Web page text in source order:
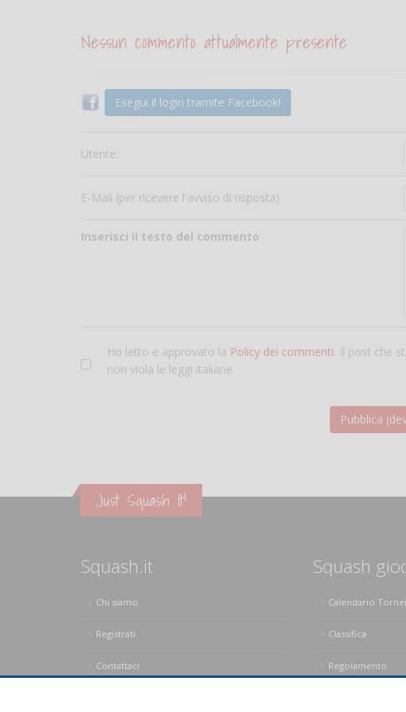
Nessun commento attualmente presente
Esegui il login tramite Facebook!
Utente:
E-Mail (per ricevere l'avviso di risposta)
Inserisci il testo del commento
Ho letto e approvato la Policy dei commenti. Il post che
non viola le leggi italiane.
Just Squash It!
Squash.it
Chi siamo
Registrati
Contattaci
Squash
Calendario Tornei
Classifica
Regolamento